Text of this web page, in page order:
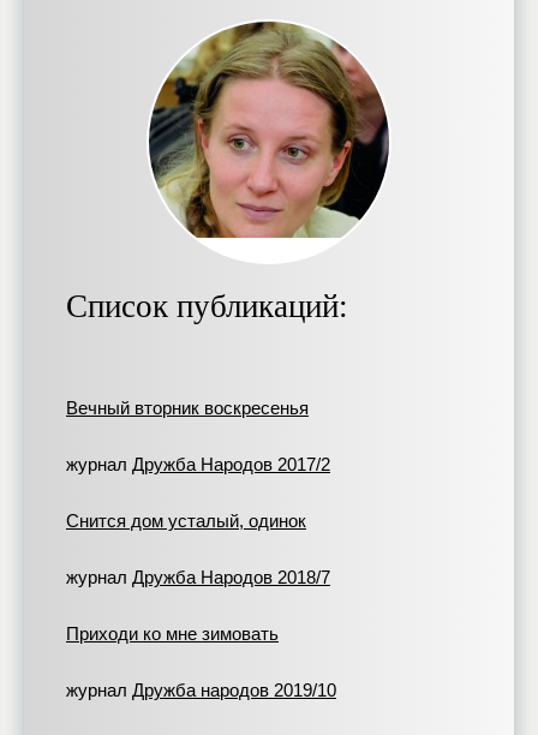
Список публикаций:
Вечный вторник воскресенья
журнал Дружба Народов 2017/2
Снится дом усталый, одинок
журнал Дружба Народов 2018/7
Приходи ко мне зимовать
журнал Дружба народов 2019/10